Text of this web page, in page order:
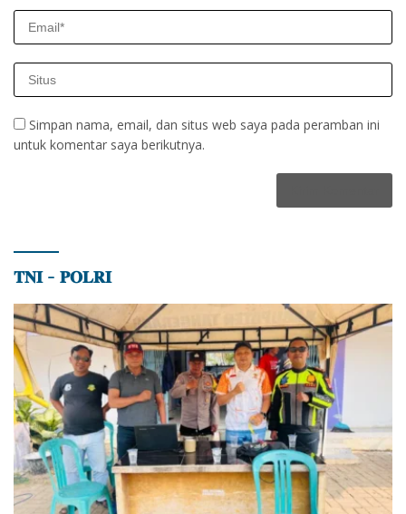
Simpan nama, email, dan situs web saya pada peramban ini
untuk komentar saya berikutnya.
𝐓𝐍𝐈 – 𝐏𝐎𝐋𝐑𝐈